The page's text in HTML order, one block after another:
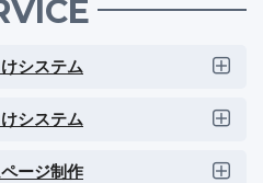
システム
システム
ージ制作